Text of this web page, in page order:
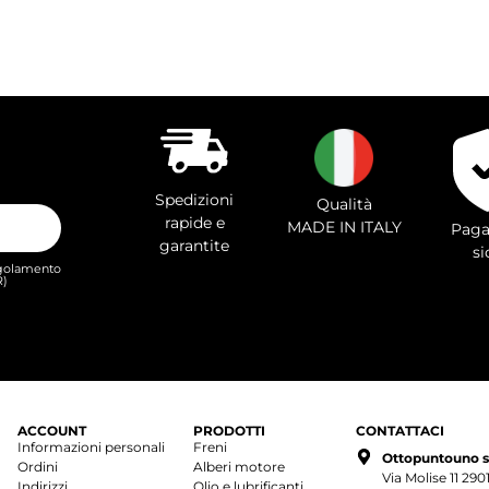
Spedizioni
rapide e
garantite
Qualità
MADE IN ITALY
ACCOUNT
Informazioni personali
Ordini
PRODOTTI
Freni
Alberi motore
CONTATTACI
Ottopuntouno
Via Molise 11